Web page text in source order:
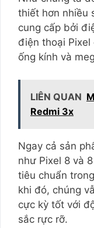
thiết hơn nhiều
cung cấp bởi
điện thoại
ống kính và
LIÊN QUAN
Redmi 3x
Ngay cả sản
như Pixel 8 và
tiêu chuẩn
khi đó, chúng
cực kỳ tốt với
sắc rực rỡ.